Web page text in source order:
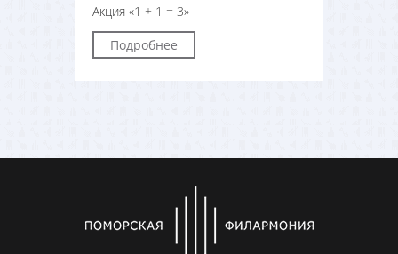
Акция «1 + 1 = 3»
Подробнее